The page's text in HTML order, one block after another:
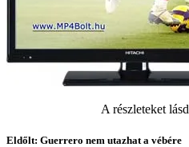
A részleteket lásd
Eldőlt: Guerrero nem utazhat a vébére